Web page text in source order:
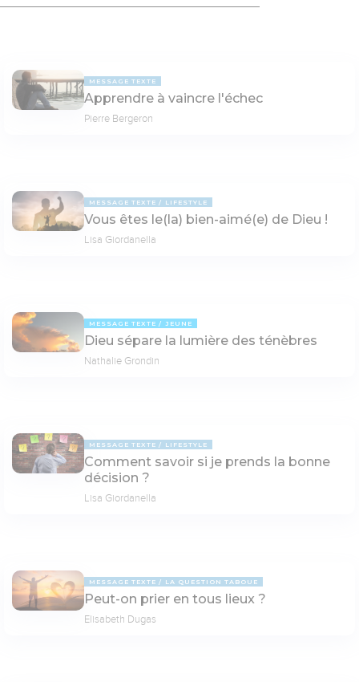
MESSAGE TEXTE
Apprendre à vaincre l'échec
Pierre Bergeron
MESSAGE TEXTE LIFESTYLE
Vous êtes le(la) bien-aimé(e) de Dieu !
Lisa Giordanella
MESSAGE TEXTE JEUNE
Dieu sépare la lumière des ténèbres
Nathalie Grondin
MESSAGE TEXTE LIFESTYLE
Comment savoir si je prends la bonne
décision ?
Lisa Giordanella
MESSAGE TEXTE LA QUESTION TABOUE
Peut-on prier en tous lieux ?
Elisabeth Dugas